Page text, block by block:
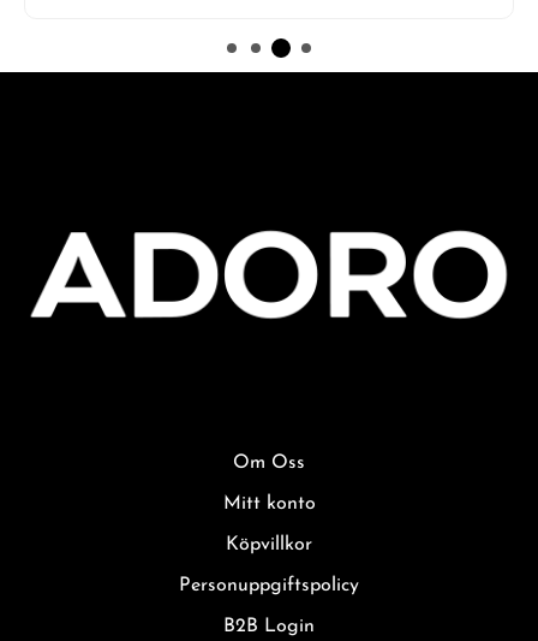
Om Oss
Mitt konto
Köpvillkor
Personuppgiftspolicy
B2B Login